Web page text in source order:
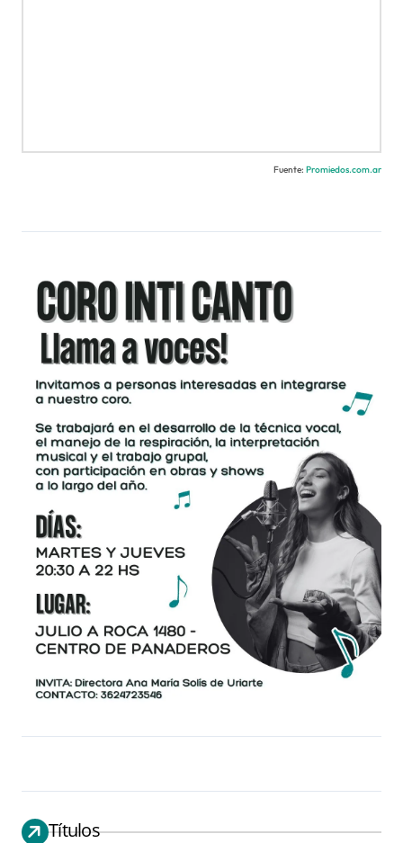
Fuente: Promiedos.com.ar
Títulos